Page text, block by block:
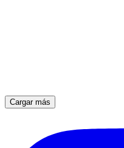
Cargar más